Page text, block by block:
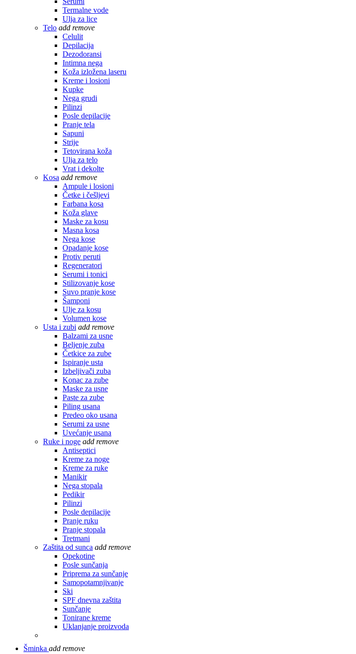
Termalne vode
Ulja za lice
Telo add remove
Celulit
Depilacija
Dezodoransi
Intimna nega
Koža izložena laseru
Kreme i losioni
Kupke
Nega grudi
Pilinzi
Posle depilacije
Pranje tela
Sapuni
Strije
Tetovirana koža
Ulja za telo
Vrat i dekolte
Kosa add remove
Ampule i losioni
Četke i češljevi
Farbana kosa
Koža glave
Maske za kosu
Masna kosa
Nega kose
Opadanje kose
Protiv peruti
Regeneratori
Serumi i tonici
Stilizovanje kose
Suvo pranje kose
Šamponi
Ulje za kosu
Volumen kose
Usta i zubi add remove
Balzami za usne
Beljenje zuba
Četkice za zube
Ispiranje usta
Izbeljivači zuba
Konac za zube
Maske za usne
Paste za zube
Piling usana
Predeo oko usana
Serumi za usne
Uvećanje usana
Ruke i noge add remove
Antiseptici
Kreme za noge
Kreme za ruke
Manikir
Nega stopala
Pedikir
Pilinzi
Posle depilacije
Pranje ruku
Pranje stopala
Tretmani
Zaštita od sunca add remove
Opekotine
Posle sunčanja
Priprema za sunčanje
Samopotamnjivanje
Ski
SPF dnevna zaštita
Sunčanje
Tonirane kreme
Uklanjanje proizvoda
Šminka add remove